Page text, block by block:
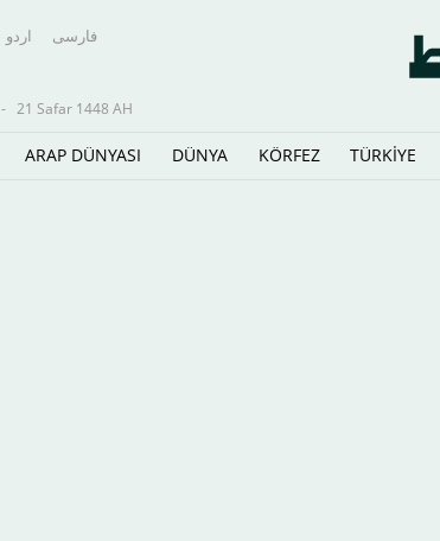
اردو فارسى
- 21 Safar 1448 AH
ARAP DÜNYASI DÜNYA KÖRFEZ TÜRKİYE